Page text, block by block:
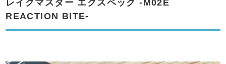
レイクマスター エクスペック -M02E
REACTION BITE-